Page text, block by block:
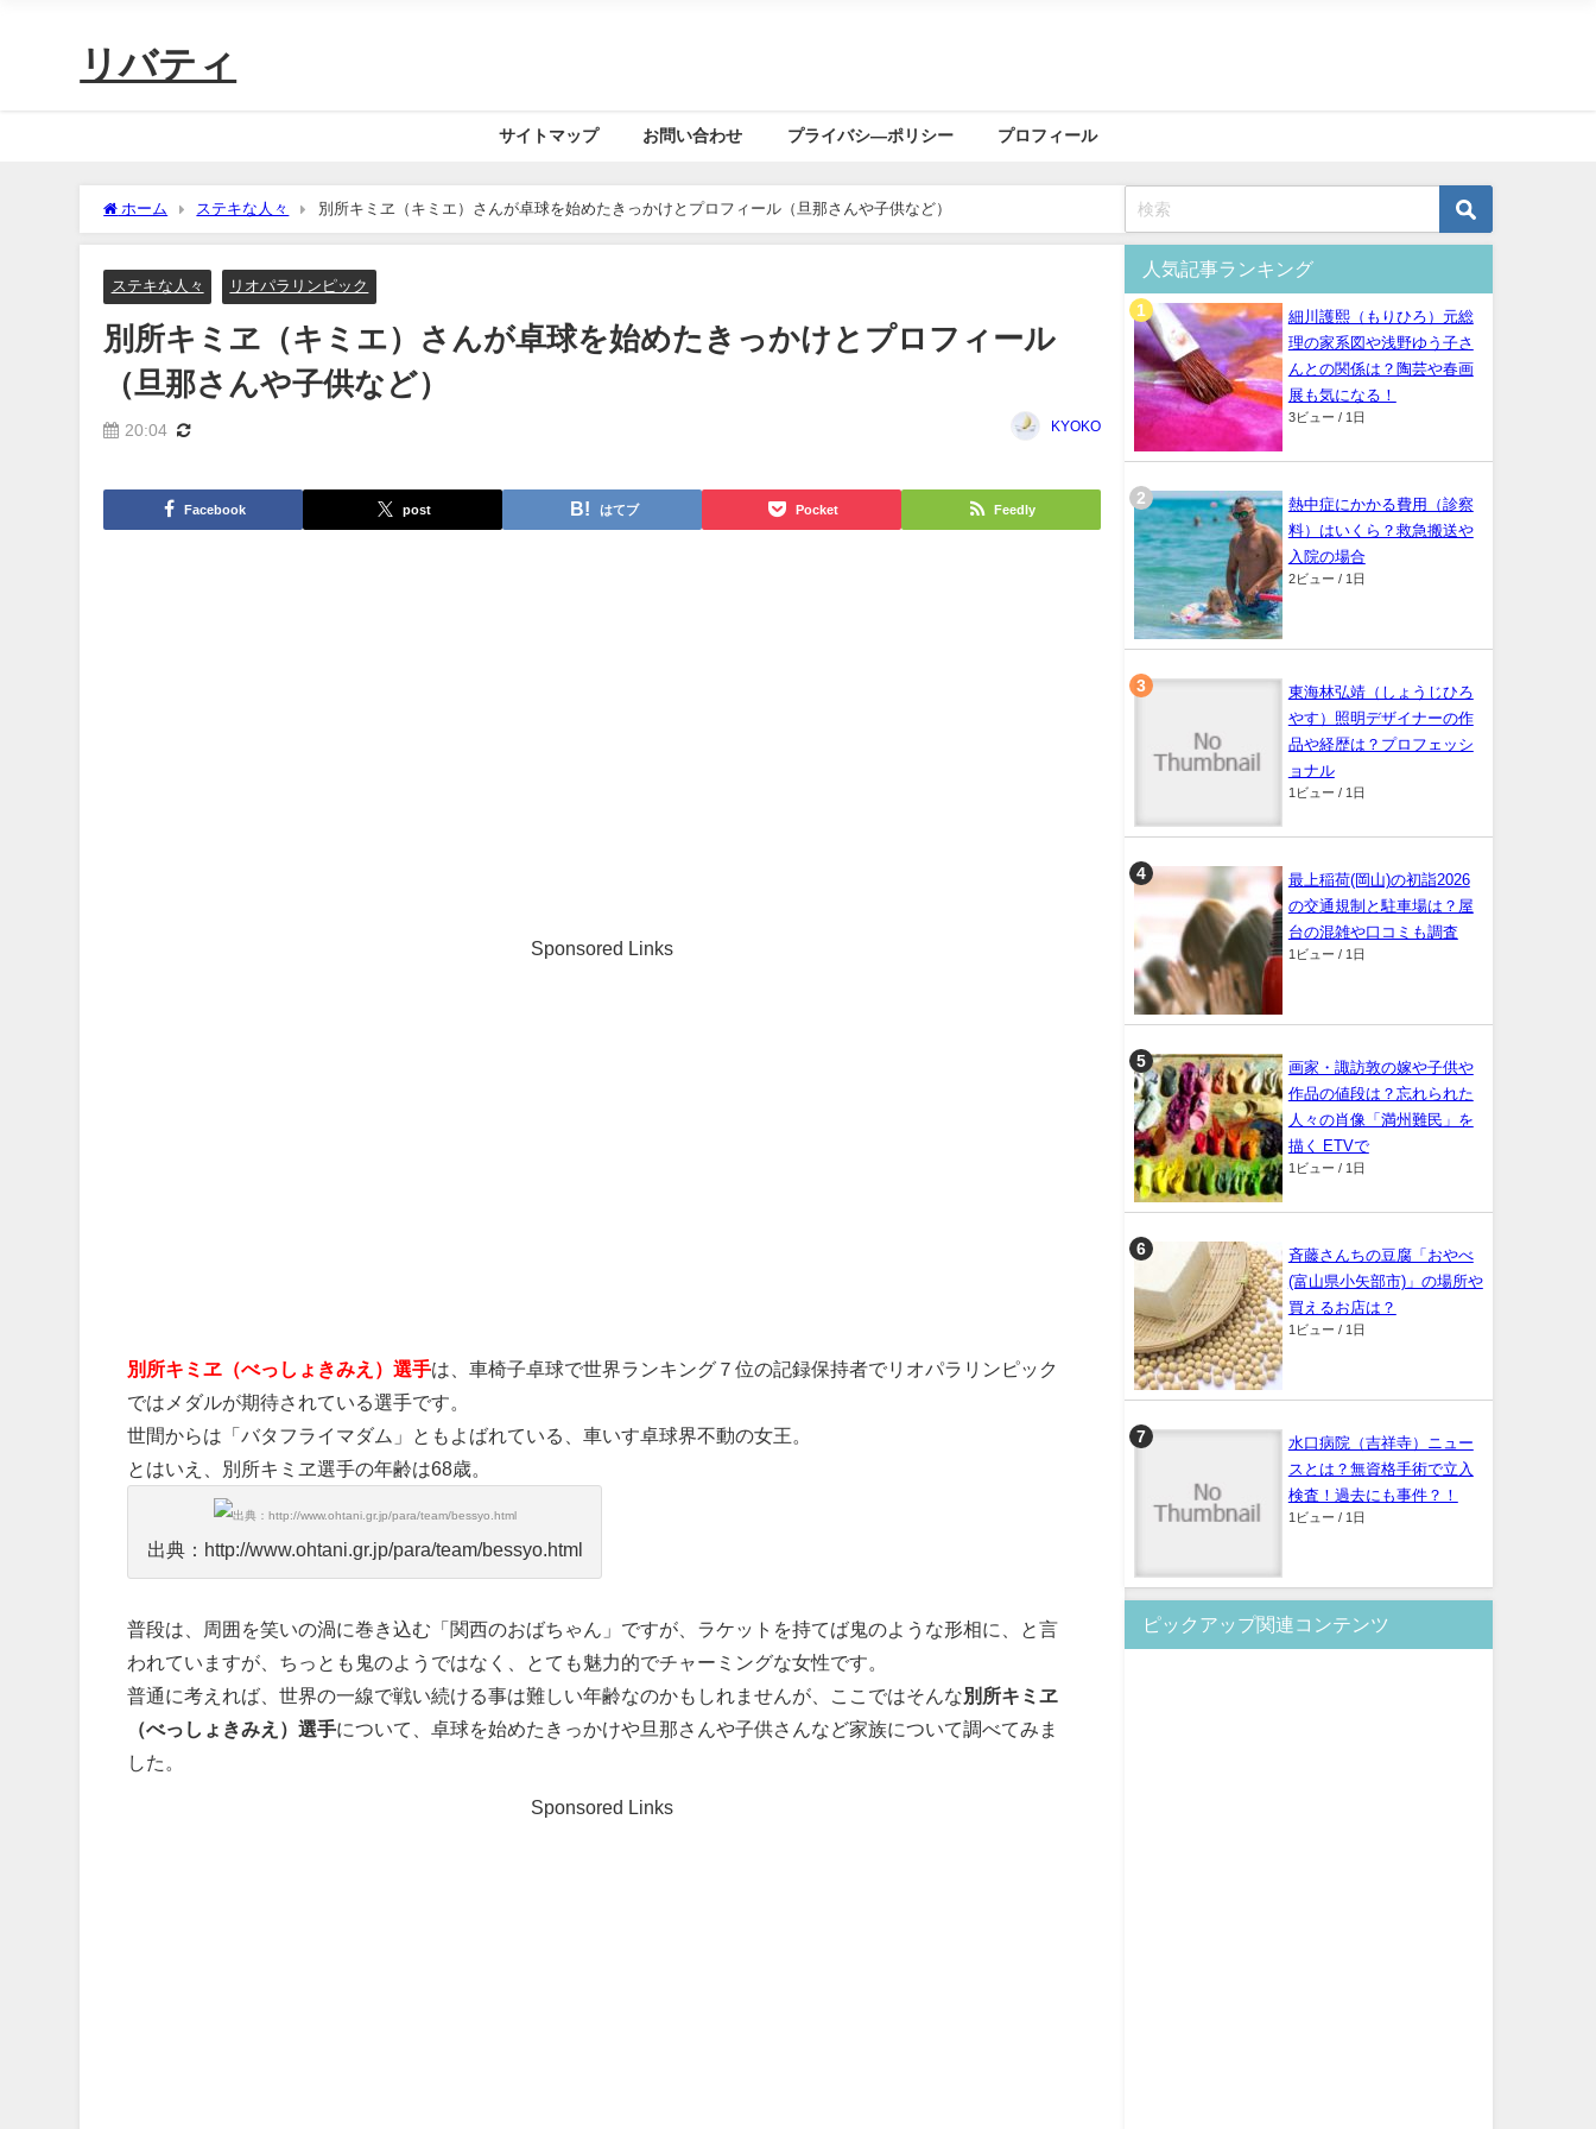
リバティ
サイトマップ お問い合わせ プライバシ―ポリシー プロフィール
ホーム ステキな人々 別所キミヱ（キミエ）さんが卓球を始めたきっかけとプロフィール（旦那さんや子供など）
ステキな人々 リオパラリンピック
別所キミヱ（キミエ）さんが卓球を始めたきっかけとプロフィール
（旦那さんや子供など）
20:04 KYOKO
Facebook post はてブ Pocket Feedly
Sponsored Links
別所キミヱ（べっしょきみえ）選手は、車椅子卓球で世界ランキング７位の記録保持者でリオパラリンピック
ではメダルが期待されている選手です。
世間からは「バタフライマダム」ともよばれている、車いす卓球界不動の女王。
とはいえ、別所キミヱ選手の年齢は68歳。
出典：http://www.ohtani.gr.jp/para/team/bessyo.html
普段は、周囲を笑いの渦に巻き込む「関西のおばちゃん」ですが、ラケットを持てば鬼のような形相に、と言
われていますが、ちっとも鬼のようではなく、とても魅力的でチャーミングな女性です。
普通に考えれば、世界の一線で戦い続ける事は難しい年齢なのかもしれませんが、ここではそんな別所キミヱ
（べっしょきみえ）選手について、卓球を始めたきっかけや旦那さんや子供さんなど家族について調べてみま
した。
Sponsored Links
人気記事ランキング
細川護熙（もりひろ）元総
理の家系図や浅野ゆう子さ
んとの関係は？陶芸や春画
展も気になる！
3ビュー / 1日
熱中症にかかる費用（診察
料）はいくら？救急搬送や
入院の場合
2ビュー / 1日
東海林弘靖（しょうじひろ
やす）照明デザイナーの作
品や経歴は？プロフェッシ
ョナル
1ビュー / 1日
最上稲荷(岡山)の初詣2026
の交通規制と駐車場は？屋
台の混雑や口コミも調査
1ビュー / 1日
画家・諏訪敦の嫁や子供や
作品の値段は？忘れられた
人々の肖像「満州難民」を
描く ETVで
1ビュー / 1日
斉藤さんちの豆腐「おやべ
(富山県小矢部市)」の場所や
買えるお店は？
1ビュー / 1日
水口病院（吉祥寺）ニュー
スとは？無資格手術で立入
検査！過去にも事件？！
1ビュー / 1日
ピックアップ関連コンテンツ